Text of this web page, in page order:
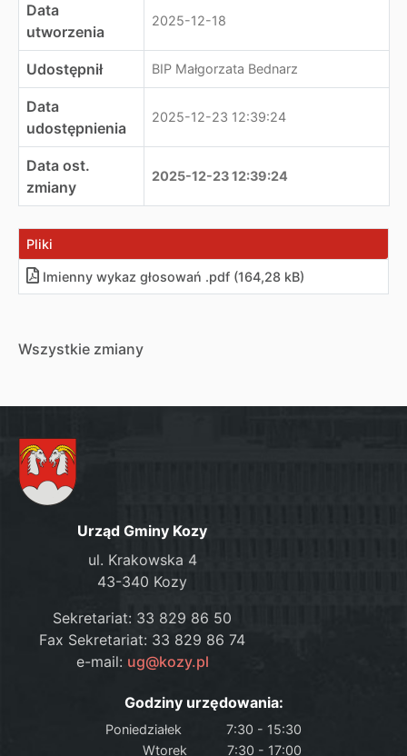
Data
utworzenia
2025-12-18
Udostępnił BIP Małgorzata Bednarz
Data
udostępnienia
2025-12-23 12:39:24
Data ost.
zmiany
2025-12-23 12:39:24
Pliki
Imienny wykaz głosowań .pdf (164,28 kB)
Wszystkie zmiany
Urząd Gminy Kozy
ul. Krakowska 4
43-340 Kozy
Sekretariat: 33 829 86 50
Fax Sekretariat: 33 829 86 74
e-mail: ug@kozy.pl
Godziny urzędowania:
Poniedziałek
7:30 - 15:30
Wtorek
7:30 - 17:00